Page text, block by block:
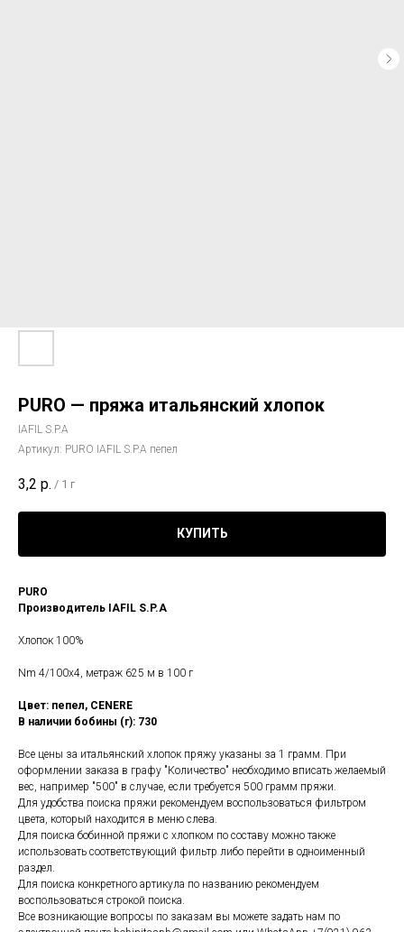
PURO — пряжа итальянский хлопок
IAFIL S.P.A
Артикул: PURO IAFIL S.P.A пепел
3,2 р. / 1 г
КУПИТЬ
PURO
Производитель IAFIL S.P.A
Хлопок 100%
Nm 4/100x4, метраж 625 м в 100 г
Цвет: пепел, CENERE
В наличии бобины (г): 730
Все цены за итальянский хлопок пряжу указаны за 1 грамм. При
оформлении заказа в графу "Количество" необходимо вписать желаемый
вес, например "500" в случае, если требуется 500 грамм пряжи.
Для удобства поиска пряжи рекомендуем воспользоваться фильтром
цвета, который находится в меню слева.
Для поиска бобинной пряжи с хлопком по составу можно также
использовать соответствующий фильтр либо перейти в одноименный
раздел.
Для поиска конкретного артикула по названию рекомендуем
воспользоваться строкой поиска.
Все возникающие вопросы по заказам вы можете задать нам по